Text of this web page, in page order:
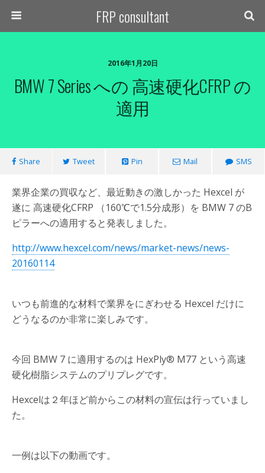
FRP consultant
2016年1月20日
BMW 7 Series への 高速硬化CFRP の
適用
Share Tweet Pin Mail SMS
業界企業の買収など、最近動きの激しかった Hexcel が
遂に 高速硬化CFRP （160℃で1.5分成形）を BMW 7 のB
ピラーへの適用すると発表しました。
http://www.hexcel.com/news/market-news/news-
20160114
いつも前進的な材料で業界をにぎわせる Hexcel だけに
どうなるのか非常に楽しみです。
今回 BMW 7 に適用するのは HexPly® M77 という高速
硬化樹脂システムのプリプレグです。
Hexcelは２年ほど前からこの材料の宣伝は行っていまし
た。
一例は以下の動画です。